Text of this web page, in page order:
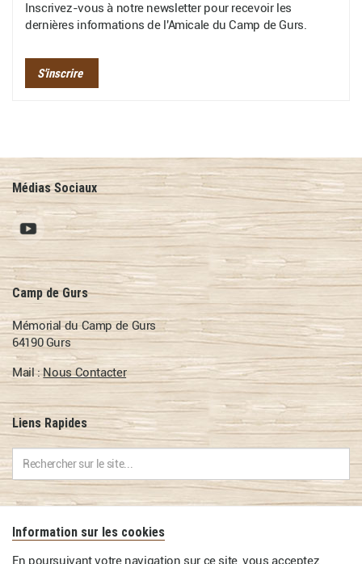
Inscrivez-vous à notre newsletter pour recevoir les
dernières informations de l'Amicale du Camp de Gurs.
S'inscrire
Médias Sociaux
Camp de Gurs
Mémorial du Camp de Gurs
64190 Gurs
Mail :Nous Contacter
Liens Rapides
Information sur les cookies
En poursuivant votre navigation sur ce site, vous acceptez